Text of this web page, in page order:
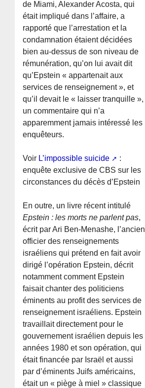
de Miami, Alexander Acosta, qui
était impliqué dans l’affaire, a
rapporté que l’arrestation et la
condamnation étaient décidées
bien au-dessus de son niveau de
rémunération, qu’on lui avait dit
qu’Epstein « appartenait aux
services de renseignement », et
qu’il devait le « laisser tranquille »,
un commentaire qui n’a
apparemment jamais intéressé les
enquêteurs.
Voir L’impossible suicide
:
enquête exclusive de CBS sur les
circonstances du décès d’Epstein
En outre, un livre récent intitulé
Epstein : les morts ne parlent pas,
écrit par Ari Ben-Menashe, l’ancien
officier des renseignements
israéliens qui prétend en fait avoir
dirigé l’opération Epstein, décrit
notamment comment Epstein
faisait chanter des politiciens
éminents au profit des services de
renseignement israéliens. Epstein
travaillait directement pour le
gouvernement israélien depuis les
années 1980 et son opération, qui
était financée par Israël et aussi
par d’éminents Juifs américains,
était un « piège à miel » classique